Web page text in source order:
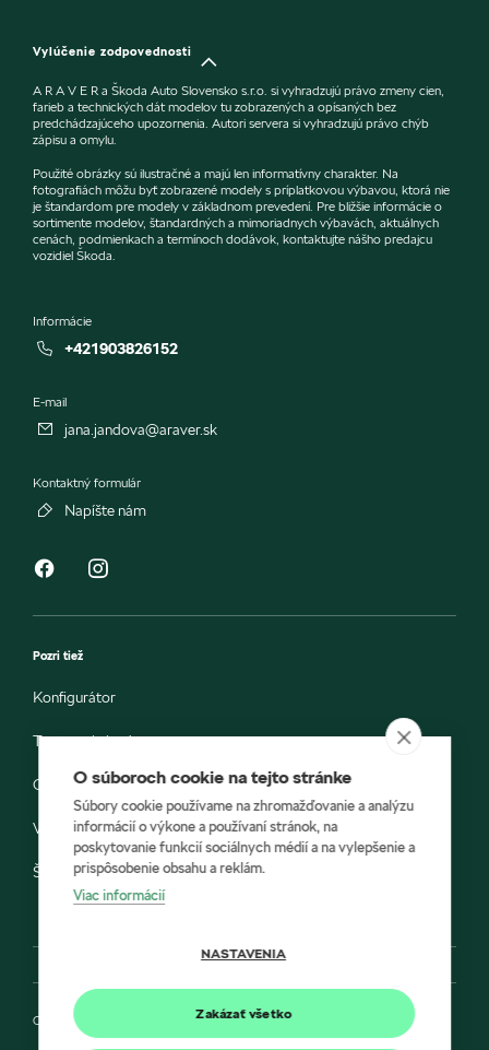
Vylúčenie zodpovednosti
A R A V E R a Škoda Auto Slovensko s.r.o. si vyhradzujú právo zmeny cien,
farieb a technických dát modelov tu zobrazených a opísaných bez
predchádzajúceho upozornenia. Autori servera si vyhradzujú právo chýb
zápisu a omylu.
Použité obrázky sú ilustračné a majú len informatívny charakter. Na
fotografiách môžu byť zobrazené modely s príplatkovou výbavou, ktorá nie
je štandardom pre modely v základnom prevedení. Pre bližšie informácie o
sortimente modelov, štandardných a mimoriadnych výbavách, aktuálnych
cenách, podmienkach a termínoch dodávok, kontaktujte nášho predajcu
vozidiel Škoda.
Informácie
+421903826152
E-mail
jana.jandova@araver.sk
Kontaktný formulár
Napíšte nám
Pozri tiež
Konfigurátor
Testovacia jazda
Objednávka do servisu
Vozidlá ihneď k odberu
Škoda E-shop
Ochrana osobných údajov
O súboroch cookie na tejto stránke
Súbory cookie používame na zhromažďovanie a analýzu
informácií o výkone a používaní stránok, na
poskytovanie funkcií sociálnych médií a na vylepšenie a
prispôsobenie obsahu a reklám.
Viac informácií
NASTAVENIA
Zakázať všetko